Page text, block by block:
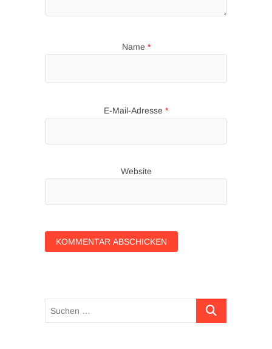
Name *
E-Mail-Adresse *
Website
Suchen …